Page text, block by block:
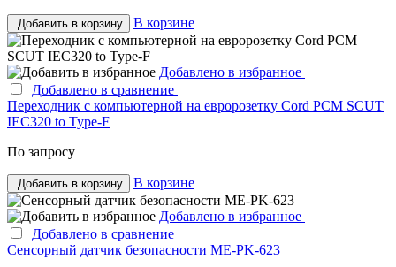
Добавить в корзину В корзине
Добавлено в избранное
Добавлено в сравнение
Переходник с компьютерной на евророзетку Cord PCM SCUT
IEC320 to Type-F
По запросу
Добавить в корзину В корзине
Добавлено в избранное
Добавлено в сравнение
Сенсорный датчик безопасности ME-PK-623